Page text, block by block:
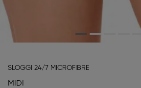
SLOGGI 24/7 MICROFIBRE
MIDI